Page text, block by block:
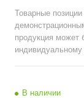
Товарные
продукция может
индивидуальному
В наличии